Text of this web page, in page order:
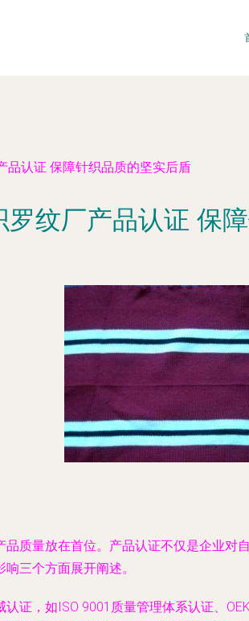
品认证 保障针织品质的坚实后盾
罗纹厂产品认证 保
质量放在首位。产品认证不仅是企业
三个方面展开阐述。
证，如ISO 9001质量管理体系认证、